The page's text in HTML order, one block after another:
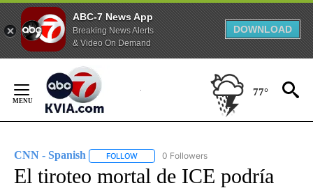
ABC-7 News App
Breaking News Alerts
& Video On Demand
DOWNLOAD
Content
77°
CNN - Spanish FOLLOW FOLLOW "CNN - SPANISH" TO RECEIVE
0 Followers
El tiroteo mortal de ICE podría